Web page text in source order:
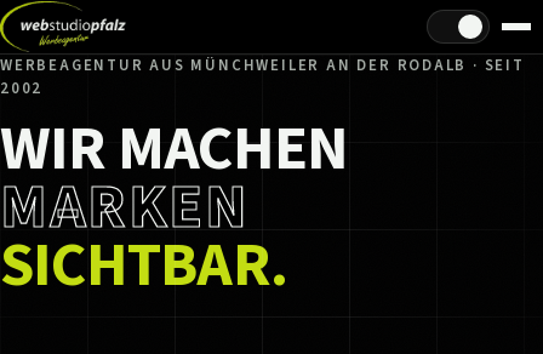
Hell/Dunkel
WERBEAGENTUR AUS MÜNCHWEILER AN DER RODALB · SEIT
2002
WIR MACHEN
MARKEN
SICHTBAR.